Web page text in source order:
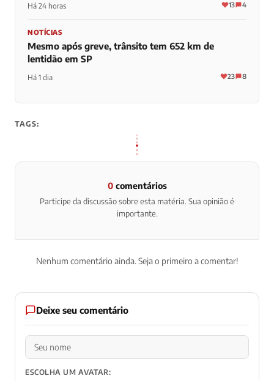
Há 24 horas 13 4
NOTÍCIAS
Mesmo após greve, trânsito tem 652 km de
lentidão em SP
Há 1 dia 23 8
TAGS:
0comentários
Participe da discussão sobre esta matéria. Sua opinião é
importante.
Nenhum comentário ainda. Seja o primeiro a comentar!
Deixe seu comentário
ESCOLHA UM AVATAR: